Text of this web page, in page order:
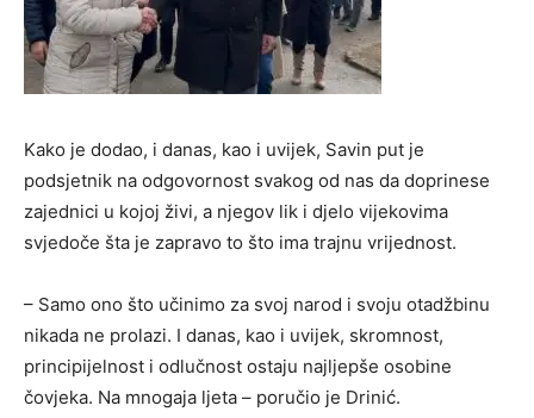
Kako je dodao, i danas, kao i uvijek, Savin put je
podsjetnik na odgovornost svakog od nas da doprinese
zajednici u kojoj živi, a njegov lik i djelo vijekovima
svjedoče šta je zapravo to što ima trajnu vrijednost.
– Samo ono što učinimo za svoj narod i svoju otadžbinu
nikada ne prolazi. I danas, kao i uvijek, skromnost,
principijelnost i odlučnost ostaju najljepše osobine
čovjeka. Na mnogaja ljeta – poručio je Drinić.